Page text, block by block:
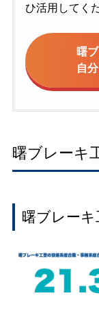
ひ活用してく
曙
自
曙ブレーキ
曙ブレー